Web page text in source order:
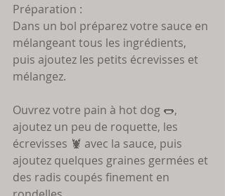
Préparation :
Dans un bol préparez votre sauce en
mélangeant tous les ingrédients,
puis ajoutez les petits écrevisses et
mélangez.
Ouvrez votre pain à hot dog 🌭,
ajoutez un peu de roquette, les
écrevisses 🦞 avec la sauce, puis
ajoutez quelques graines germées et
des radis coupés finement en